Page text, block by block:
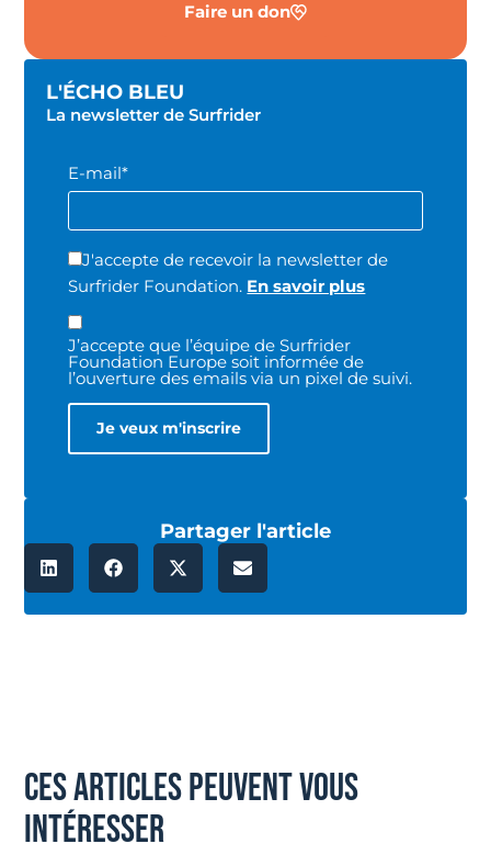
Faire un don
L'ÉCHO BLEU
La newsletter de Surfrider
E-mail*
J'accepte de recevoir la newsletter de
Surfrider Foundation. En savoir plus
J’accepte que l’équipe de Surfrider
Foundation Europe soit informée de
l’ouverture des emails via un pixel de suivi.
Partager l'article
ces articles peuvent vous
intéresser